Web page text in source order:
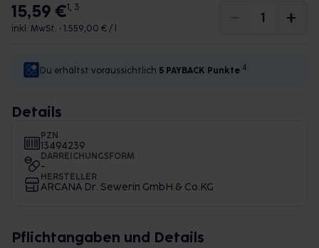
15,59 €1, 3
inkl. MwSt. • 1.559,00 € / l
Du erhältst voraussichtlich 5 PAYBACK Punkte 4
Details
PZN
13494239
DARREICHUNGSFORM
-
HERSTELLER
ARCANA Dr. Sewerin GmbH & Co.KG
Pflichtangaben und Details